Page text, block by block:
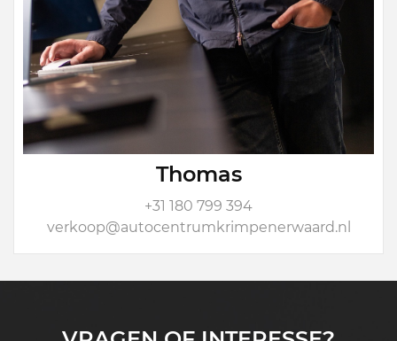
Thomas
+31 180 799 394
verkoop@autocentrumkrimpenerwaard.nl